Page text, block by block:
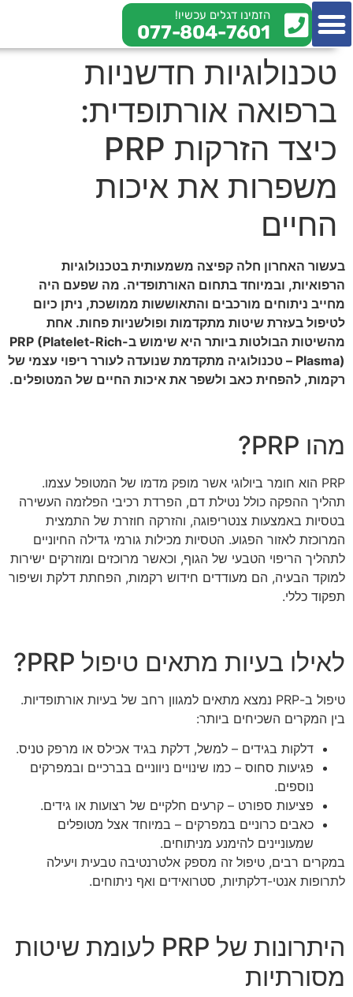
הזמינו דגלים עכשיו!
077-804-7601
טכנולוגיות חדשניות
ברפואה אורתופדית:
כיצד הזרקות PRP
משפרות את איכות
החיים
בעשור האחרון חלה קפיצה משמעותית בטכנולוגיות
הרפואיות, ובמיוחד בתחום האורתופדיה. מה שפעם היה
מחייב ניתוחים מורכבים והתאוששות ממושכת, ניתן כיום
לטיפול בעזרת שיטות מתקדמות ופולשניות פחות. אחת
מהשיטות הבולטות ביותר היא שימוש ב-PRP (Platelet-Rich
Plasma) – טכנולוגיה מתקדמת שנועדה לעורר ריפוי עצמי של
רקמות, להפחית כאב ולשפר את איכות החיים של המטופלים.
מהו PRP?
PRP הוא חומר ביולוגי אשר מופק מדמו של המטופל עצמו.
תהליך ההפקה כולל נטילת דם, הפרדת רכיבי הפלזמה העשירה
בטסיות באמצעות צנטריפוגה, והזרקה חוזרת של התמצית
המרוכזת לאזור הפגוע. הטסיות מכילות גורמי גדילה החיוניים
לתהליך הריפוי הטבעי של הגוף, וכאשר מרוכזים ומוזרקים ישירות
למוקד הבעיה, הם מעודדים חידוש רקמות, הפחתת דלקת ושיפור
תפקוד כללי.
לאילו בעיות מתאים טיפול PRP?
טיפול ב-PRP נמצא מתאים למגוון רחב של בעיות אורתופדיות.
בין המקרים השכיחים ביותר:
דלקות בגידים – למשל, דלקת בגיד אכילס או מרפק טניס.
פגיעות סחוס – כמו שינויים ניווניים בברכיים ובמפרקים
נוספים.
פציעות ספורט – קרעים חלקיים של רצועות או גידים.
כאבים כרוניים במפרקים – במיוחד אצל מטופלים
שמעוניינים להימנע מניתוחים.
במקרים רבים, טיפול זה מספק אלטרנטיבה טבעית ויעילה
לתרופות אנטי-דלקתיות, סטרואידים ואף ניתוחים.
היתרונות של PRP לעומת שיטות
מסורתיות